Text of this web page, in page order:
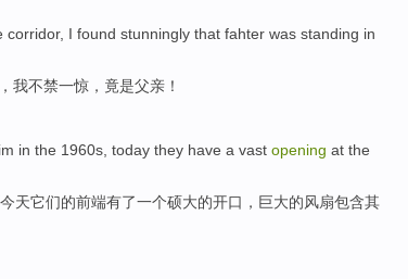
corridor, I found stunningly that fahter was standing in
， 我不禁一惊， 竟是父亲！
in the 1960s today they have a vast opening at the
今天它们的前端有了一个硕大的开口 ，巨大的风扇包含其